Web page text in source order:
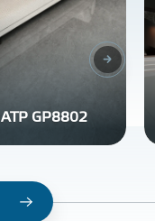
ATP GP8802